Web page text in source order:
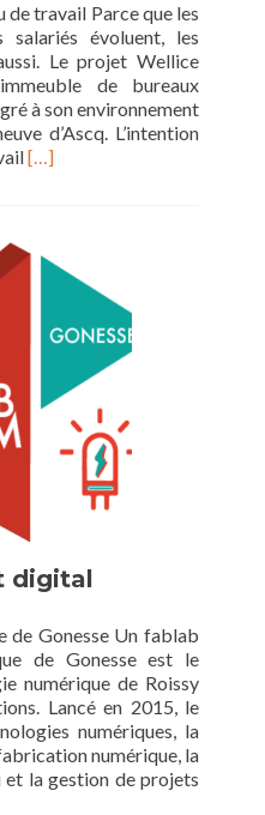
travail Parce que les
évoluent, les
Le projet Wellice
de bureaux
à son environnement
d’Ascq. L’intention
Read
son
travail
[…]
digital
de Gonesse Un fablab
de Gonesse est le
numérique de Roissy
Lancé en 2015, le
numériques, la
numérique, la
et la gestion de projets